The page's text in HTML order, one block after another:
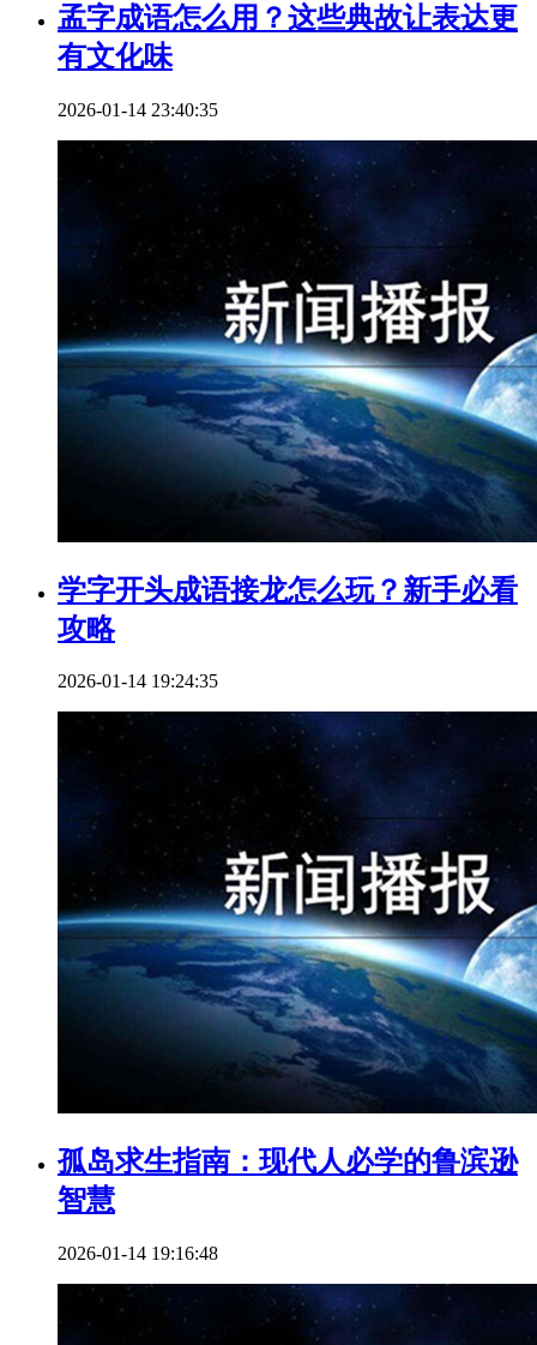
孟字成语怎么用？这些典故让表达更
有文化味
2026-01-14 23:40:35
学字开头成语接龙怎么玩？新手必看
攻略
2026-01-14 19:24:35
孤岛求生指南：现代人必学的鲁滨逊
智慧
2026-01-14 19:16:48